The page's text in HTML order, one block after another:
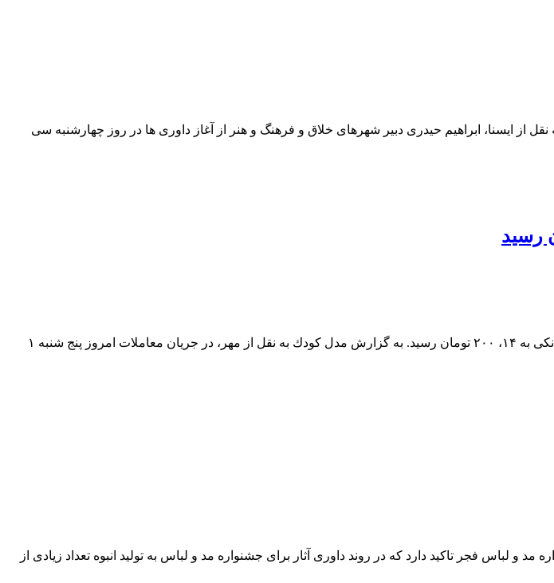
ایسنا، ابراهیم حیدری دبیر شهرهای خلاق و فرهنگ و هنر از آغاز داوری ها در روز چهارشنبه سی
به گزارش مدل كودك قیمت هر دلار آمریكا (اسكناس)، امروز پنج شنبه ۱ اسفند ۹۸ در صرافی های بانكی به ۱۴، ۲۰۰ تومان رسید. به گزارش مدل كودك به نقل از مهر، در جریان معاملات امروز پنج شنبه ۱
فجر تاكید دارد كه در روند داوری آثار برای جشنواره مد و لباس به تولید انبوه تعداد زیادی از